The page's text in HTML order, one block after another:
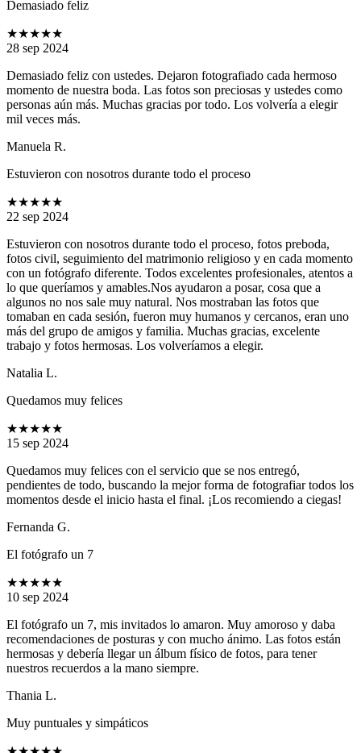
Demasiado feliz
★★★★★
28 sep 2024
Demasiado feliz con ustedes. Dejaron fotografiado cada hermoso
momento de nuestra boda. Las fotos son preciosas y ustedes como
personas aún más. Muchas gracias por todo. Los volvería a elegir
mil veces más.
Manuela R.
Estuvieron con nosotros durante todo el proceso
★★★★★
22 sep 2024
Estuvieron con nosotros durante todo el proceso, fotos preboda,
fotos civil, seguimiento del matrimonio religioso y en cada momento
con un fotógrafo diferente. Todos excelentes profesionales, atentos a
lo que queríamos y amables.Nos ayudaron a posar, cosa que a
algunos no nos sale muy natural. Nos mostraban las fotos que
tomaban en cada sesión, fueron muy humanos y cercanos, eran uno
más del grupo de amigos y familia. Muchas gracias, excelente
trabajo y fotos hermosas. Los volveríamos a elegir.
Natalia L.
Quedamos muy felices
★★★★★
15 sep 2024
Quedamos muy felices con el servicio que se nos entregó,
pendientes de todo, buscando la mejor forma de fotografiar todos los
momentos desde el inicio hasta el final. ¡Los recomiendo a ciegas!
Fernanda G.
El fotógrafo un 7
★★★★★
10 sep 2024
El fotógrafo un 7, mis invitados lo amaron. Muy amoroso y daba
recomendaciones de posturas y con mucho ánimo. Las fotos están
hermosas y debería llegar un álbum físico de fotos, para tener
nuestros recuerdos a la mano siempre.
Thania L.
Muy puntuales y simpáticos